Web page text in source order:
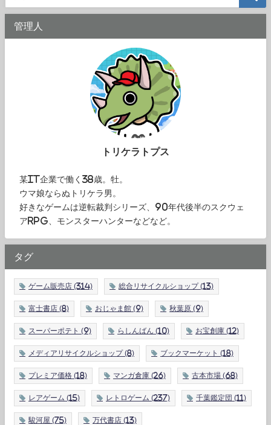
管理人
トリケラトプス
某IT企業で働く38歳。牡。
ウマ娘ならぬトリケラ男。
好きなゲームは逆転裁判シリーズ、90年代後半のスクウェ
アRPG、モンスターハンターなどなど。
タグ
ゲーム販売店 (314) 総合リサイクルショップ(13)
富士書店 (8) おじゃま館 (9) 秋葉原 (9)
スーパーポテト (9) らしんばん (10) お宝創庫 (12)
メディアリサイクルショップ(8) ブックマーケット (18)
プレミア価格 (18) マンガ倉庫 (26) 古本市場 (68)
レアゲーム (15) レトロゲーム (237) 千葉鑑定団 (11)
駿河屋 (75) 万代書店 (13)